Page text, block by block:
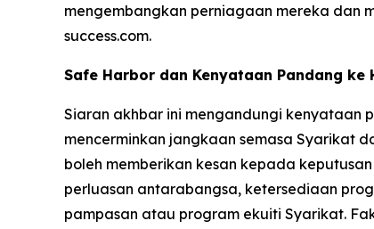
mengembangkan perniagaan mereka dan
success.com.
Safe Harbor dan Kenyataan Pandang ke
Siaran akhbar ini mengandungi kenyataan
mencerminkan jangkaan semasa Syarikat
boleh memberikan kesan kepada
perluasan antarabangsa, ketersediaan
pampasan atau program ekuiti Syarikat.